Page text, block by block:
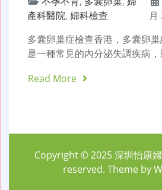
產科醫院, 婦科檢查
月
多囊卵巢症檢查香港，多囊卵巢
是一種常見的內分泌失調疾病
Read More
Copyright © 2025深圳怡康
reserved. Theme by